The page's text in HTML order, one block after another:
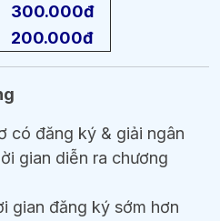
300.000đ
200.000đ
có đăng ký & giải ngân
gian diễn ra chương
gian đăng ký sớm hơn